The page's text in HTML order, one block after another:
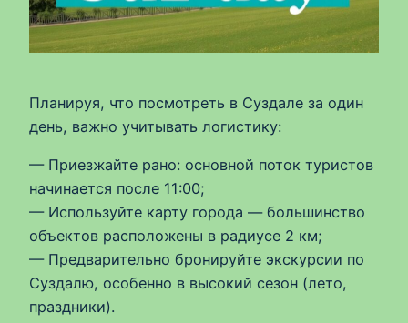
Планируя, что посмотреть в Суздале за один
день, важно учитывать логистику:
— Приезжайте рано: основной поток туристов
начинается после 11:00;
— Используйте карту города — большинство
объектов расположены в радиусе 2 км;
— Предварительно бронируйте экскурсии по
Суздалю, особенно в высокий сезон (лето,
праздники).